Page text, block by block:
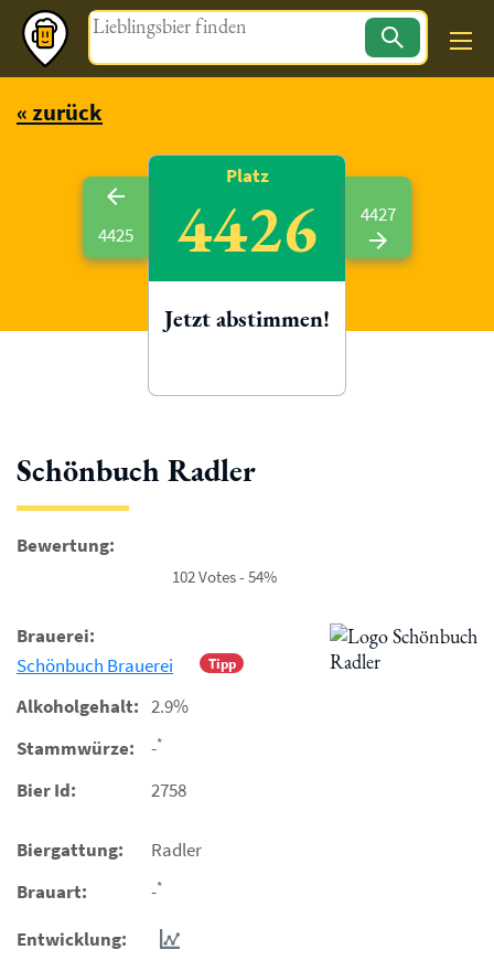
Magazin
« zurück
Schönbuch Radler
Bewertung:
102 Votes - 54%
Brauerei:
Tipp
Schönbuch Brauerei
Alkoholgehalt: 2.9%
Stammwürze:
-*
Bier Id: 2758
Biergattung:
Radler
Brauart:
-*
Entwicklung:
4425
Platz
4426
Jetzt abstimmen!
4427